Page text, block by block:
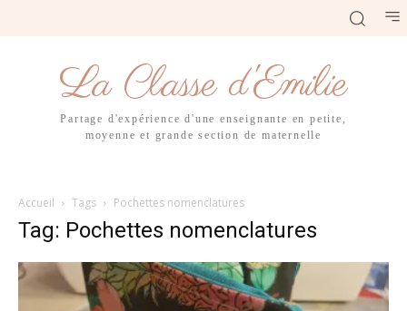
La Classe d'Emilie
Partage d'expérience d'une enseignante en petite,
moyenne et grande section de maternelle
Accueil Tags Pochettes nomenclatures
Tag: Pochettes nomenclatures